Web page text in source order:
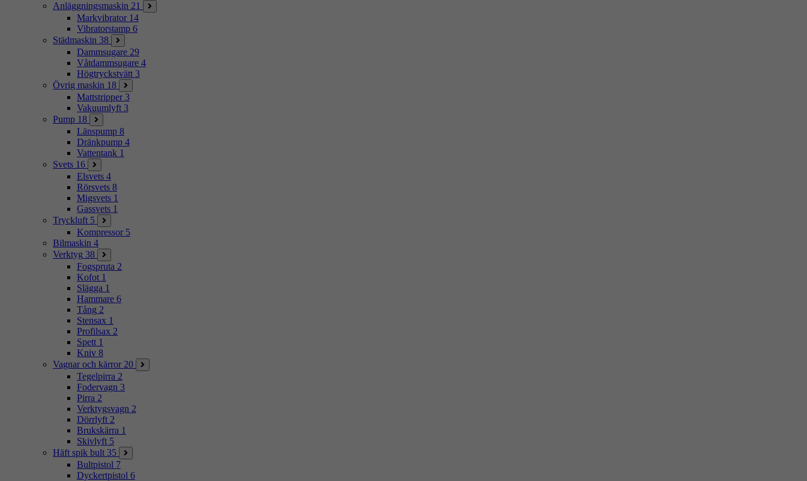
Anläggningsmaskin 21
Markvibrator 14
Vibratorstamp 6
Städmaskin 38
Dammsugare 29
Våtdammsugare 4
Högtryckstvätt 3
Övrig maskin 18
Mattstripper 3
Vakuumlyft 3
Pump 18
Länspump 8
Dränkpump 4
Vattentank 1
Svets 16
Elsvets 4
Rörsvets 8
Migsvets 1
Gassvets 1
Tryckluft 5
Kompressor 5
Bilmaskin 4
Verktyg 38
Fogspruta 2
Kofot 1
Slägga 1
Hammare 6
Tång 2
Stensax 1
Profilsax 2
Spett 1
Kniv 8
Vagnar och kärror 20
Tegelpirra 2
Fodervagn 3
Pirra 2
Verktygsvagn 2
Dörrlyft 2
Brukskärra 1
Skivlyft 5
Häft spik bult 35
Bultpistol 7
Dyckertpistol 6